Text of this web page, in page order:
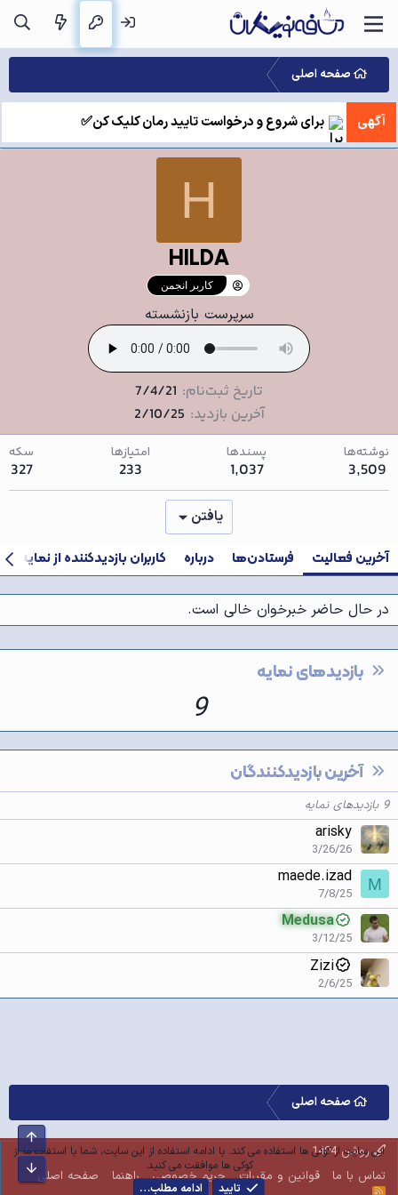
صفحه اصلی
آگهی برای شروع و درخواست تایید رمان کلیک کن✅
H
HILDA
کاربر انجمن
سرپرست بازنشسته
تاریخ ثبت‌نام 7/4/21
آخرین بازدید 2/10/25
نوشته‌ها
3,509
پسندها
1,037
امتیازها
233
سکه
327
یافتن
آخرین فعالیت فرستادن‌ها درباره کاربران بازدیدکننده از نمایه
در حال حاضر خبرخوان خالی است.
بازدیدهای نمایه
9
آخرین بازدیدکنندگان
9 بازدیدهای نمایه
arisky
3/26/26
M
maede.izad
7/8/25
Medusa
3/12/25
Zizi
2/6/25
صفحه اصلی
روشن 1404
تماس با ما
قوانین و مقررات حریم خصوصی راهنما صفحه اصلی
R
این سایت از کوکی ها استفاده می کند. با ادامه استفاده از این سایت، شما با استفاده ما از
کوکی ها موافقت می کنید.
تایید
ادامه مطلب…
بالا